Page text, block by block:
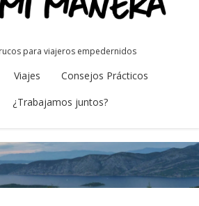
para viajeros empedernidos
Viajes
Consejos Prácticos
¿Trabajamos juntos?